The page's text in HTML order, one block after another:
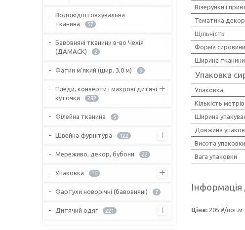
Візерунки і
Тематика
Щільність
Форма
Ширина тканини
Упаковка
Упаковка
Кількість
Ширина
Довжина
Висота упаковки
Вага упаковки
Ціна: 205 ₴/пог.м
Водовідштовхувальна
тканина
57
Бавовняні тканини в-во Чехія
(ДАМАСК)
2
Фатин м'який (шир. 3,0 м) 9
Пледи, конверти і махрові дитячі
куточки
292
Філейна тканина 6
Швейна фурнітура 122
Мереживо, декор, бубони 22
Упаковка 16
Фартухи новорічні (бавовняні) 7
Дитячий одяг 221